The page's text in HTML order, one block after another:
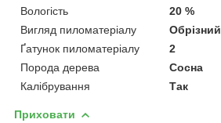
Вологість
20 %
Вигляд пиломатеріалу
Обрізний
Ґатунок пиломатеріалу
2
Порода дерева
Сосна
Калібрування
Так
Приховати